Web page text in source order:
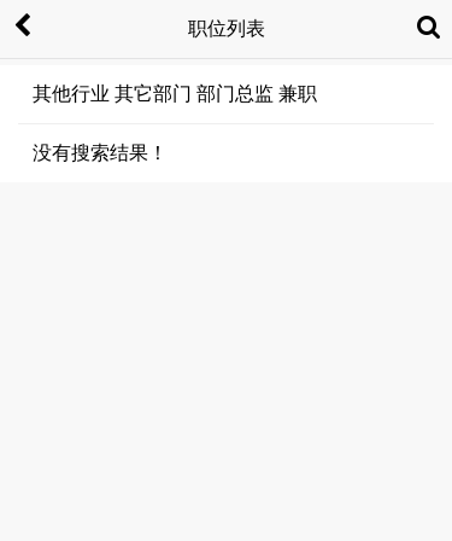
职位列表
其他行业 其它部门 部门总监 兼职
没有搜索结果！